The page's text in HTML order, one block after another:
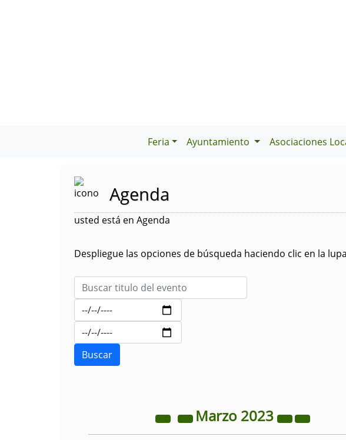
Feria Ayuntamiento Asociaciones
Agenda
usted está en Agenda
Despliegue las opciones de búsqueda haciendo clic en la lupa
Marzo 2023